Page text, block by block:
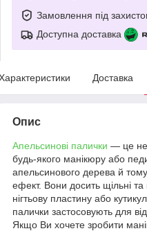
Замовлення під
Доступна доставка
Доставка
Опис
Апельсинові палички — це
будь-якого манікюру або
апельсинового дерева й
ефект. Вони досить щільні
нігтьову пластину або
палички застосовують для
Якщо Ви хочете зробити